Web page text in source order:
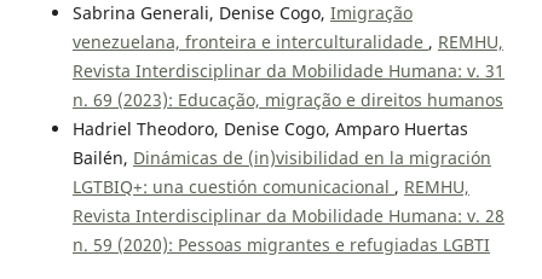
Sabrina Generali, Denise Cogo, Imigração
venezuelana, fronteira e interculturalidade , REMHU,
Revista Interdisciplinar da Mobilidade Humana: v. 31
n. 69 (2023): Educação, migração e direitos humanos
Hadriel Theodoro, Denise Cogo, Amparo Huertas
Bailén, Dinámicas de (in)visibilidad en la migración
LGTBIQ+: una cuestión comunicacional , REMHU,
Revista Interdisciplinar da Mobilidade Humana: v. 28
n. 59 (2020): Pessoas migrantes e refugiadas LGBTI